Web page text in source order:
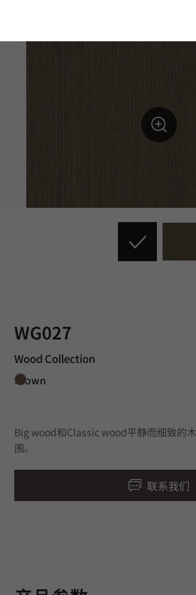
WG027
Wood Collection
Brown
Big wood和Classic wood平静而细致的
围。
联系我们